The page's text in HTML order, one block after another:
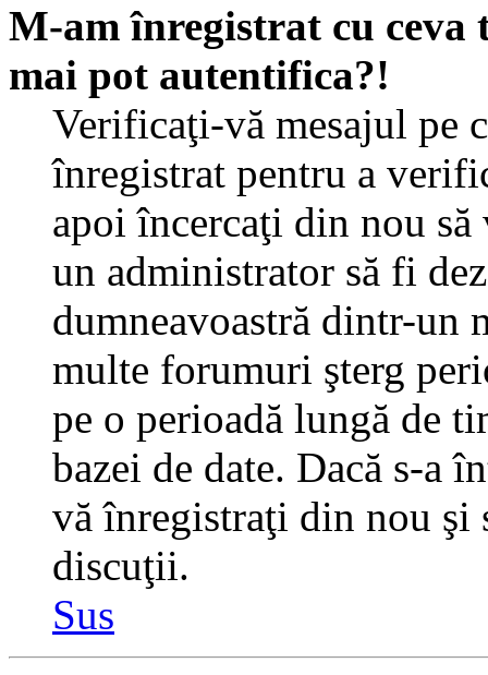
M-am înregistrat cu
mai pot autentifica?!
Verificaţi-vă mesajul pe
înregistrat pentru a
apoi încercaţi din nou
un administrator să fi
dumneavoastră dintr-un
multe forumuri şterg
pe o perioadă lungă de
bazei de date. Dacă s-a
vă înregistraţi din nou
discuţii.
Sus